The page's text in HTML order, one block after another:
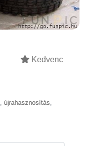
Kedvenc
, újrahasznosítás,